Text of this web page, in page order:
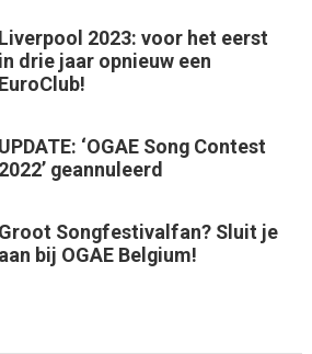
Liverpool 2023: voor het eerst
in drie jaar opnieuw een
EuroClub!
UPDATE: ‘OGAE Song Contest
2022’ geannuleerd
Groot Songfestivalfan? Sluit je
aan bij OGAE Belgium!